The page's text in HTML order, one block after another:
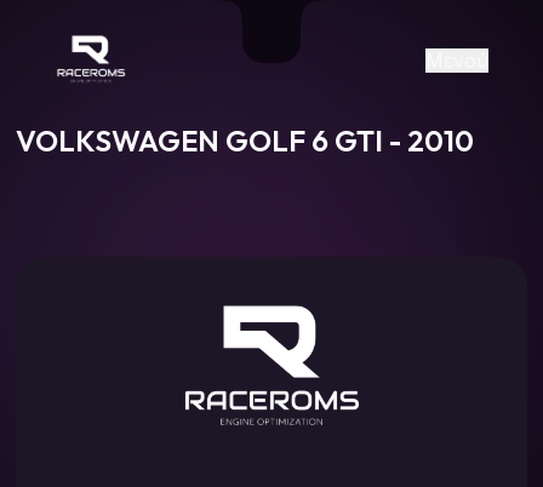
https://www.facebook.com/
https://www.tiktok.com/
Contact us on Viber
Raceroms
VOLKSWAGEN GOLF 6 GTI - 2010